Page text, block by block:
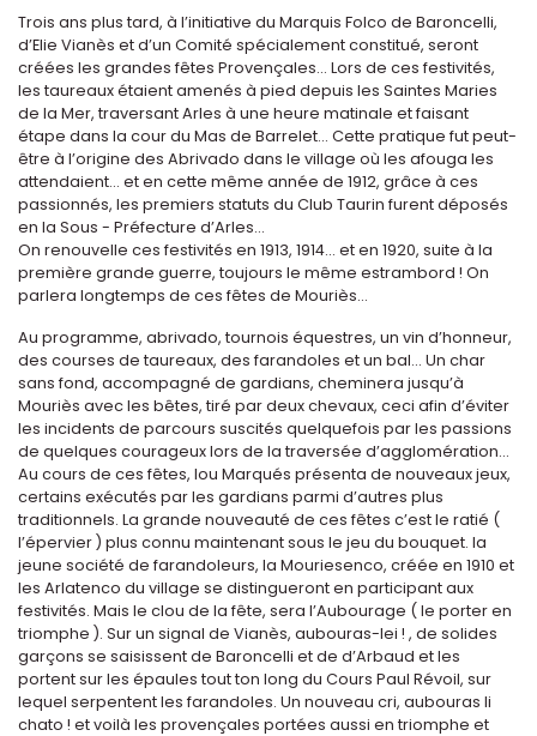
Trois ans plus tard, à l’initiative du Marquis Folco de Baroncelli,
d’Elie Vianès et d’un Comité spécialement constitué, seront
créées les grandes fêtes Provençales... Lors de ces festivités,
les taureaux étaient amenés à pied depuis les Saintes Maries
de la Mer, traversant Arles à une heure matinale et faisant
étape dans la cour du Mas de Barrelet... Cette pratique fut peut-
être à l’origine des Abrivado dans le village où les afouga les
attendaient... et en cette même année de 1912, grâce à ces
passionnés, les premiers statuts du Club Taurin furent déposés
en la Sous - Préfecture d’Arles...
On renouvelle ces festivités en 1913, 1914... et en 1920, suite à la
première grande guerre, toujours le même estrambord ! On
parlera longtemps de ces fêtes de Mouriès...
Au programme, abrivado, tournois équestres, un vin d’honneur,
des courses de taureaux, des farandoles et un bal... Un char
sans fond, accompagné de gardians, cheminera jusqu’à
Mouriès avec les bêtes, tiré par deux chevaux, ceci afin d’éviter
les incidents de parcours suscités quelquefois par les passions
de quelques courageux lors de la traversée d’agglomération...
Au cours de ces fêtes, lou Marqués présenta de nouveaux jeux,
certains exécutés par les gardians parmi d’autres plus
traditionnels. La grande nouveauté de ces fêtes c’est le ratié (
l’épervier ) plus connu maintenant sous le jeu du bouquet. la
jeune société de farandoleurs, la Mouriesenco, créée en 1910 et
les Arlatenco du village se distingueront en participant aux
festivités. Mais le clou de la fête, sera l’Aubourage ( le porter en
triomphe ). Sur un signal de Vianès, aubouras-lei ! , de solides
garçons se saisissent de Baroncelli et de d’Arbaud et les
portent sur les épaules tout ton long du Cours Paul Révoil, sur
lequel serpentent les farandoles. Un nouveau cri, aubouras li
chato ! et voilà les provençales portées aussi en triomphe et